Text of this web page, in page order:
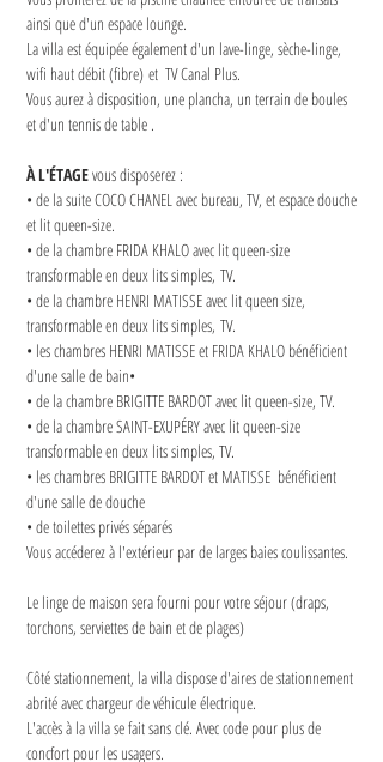
ainsi que d'un espace lounge.
La villa est équipée également d'un lave-linge, sèche-linge,
wifi haut débit (fibre) et  TV Canal Plus.
Vous aurez à disposition, une plancha, un terrain de boules
et d'un tennis de table .
À L'ÉTAGE vous disposerez :
• de la suite COCO CHANEL avec bureau, TV, et espace douche
et lit queen-size.
• de la chambre FRIDA KHALO avec lit queen-size
transformable en deux lits simples, TV.
• de la chambre HENRI MATISSE avec lit queen size,
transformable en deux lits simples, TV.
• les chambres HENRI MATISSE et FRIDA KHALO bénéficient
d'une salle de bain•
• de la chambre BRIGITTE BARDOT avec lit queen-size, TV.
• de la chambre SAINT-EXUPÉRY avec lit queen-size
transformable en deux lits simples, TV.
• les chambres BRIGITTE BARDOT et MATISSE  bénéficient
d'une salle de douche
• de toilettes privés séparés
Vous accéderez à l'extérieur par de larges baies coulissantes.
Le linge de maison sera fourni pour votre séjour (draps,
torchons, serviettes de bain et de plages)
Côté stationnement, la villa dispose d'aires de stationnement
abrité avec chargeur de véhicule électrique.
L'accès à la villa se fait sans clé. Avec code pour plus de
concfort pour les usagers.